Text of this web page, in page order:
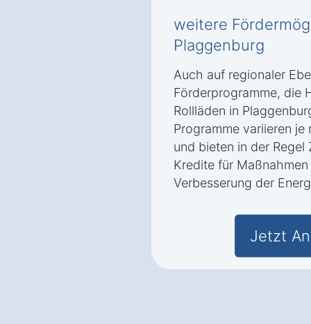
weitere
Plaggenburg
Auch auf regionaler
Förderprogramme, die
Rollläden in
Programme variieren
und bieten in der
Kredite für
Verbesserung der
Jetzt